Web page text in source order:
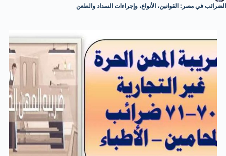
الضرائب في مصر: القوانين، الأنواع، وإجراءات السداد والطعن